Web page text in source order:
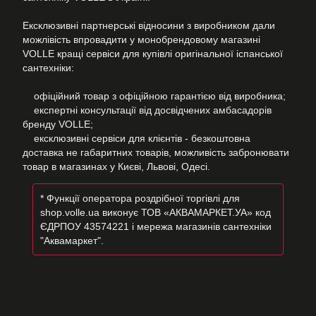
Ексклюзивні партнерські відносини з виробником дали
можлівість впровадити у монобрендовому магазині
VOLLE кращі сервіси для купівлі оригінальної іспанської
сантехніки:
офіційний товар з офіційною гарантією від виробника;
експертні консультації від досвідчених амбасадорів
бренду VOLLE;
ексклюзивні сервіси для клієнтів - безкоштовна
доставка не габаритних товарів, можливість забронювати
товар в магазинах у Києві, Львові, Одесі.
* Функції оператора роздрібної торгівлі для
shop.volle.ua виконує ТОВ «АКВАМАРКЕТ.УА» код
ЄДРПОУ 43574221 і мережа магазинів сантехніки
"Аквамаркет".